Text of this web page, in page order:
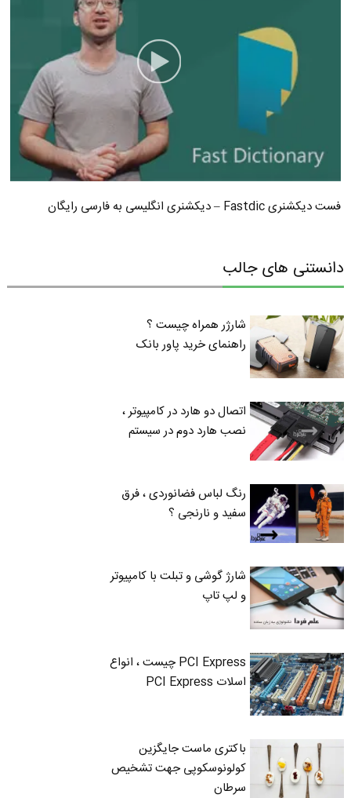
فست دیکشنری Fastdic – دیکشنری انگلیسی به فارسی رایگان
دانستنی های جالب
شارژر همراه چیست ؟
راهنمای خرید پاور بانک
اتصال دو هارد در کامپیوتر ،
نصب هارد دوم در سیستم
رنگ لباس فضانوردی ، فرق
سفید و نارنجی ؟
شارژ گوشی و تبلت با کامپیوتر
و لپ تاپ
PCI Express چیست ، انواع
اسلات PCI Express
باکتری ماست جایگزین
کولونوسکوپی جهت تشخیص
سرطان